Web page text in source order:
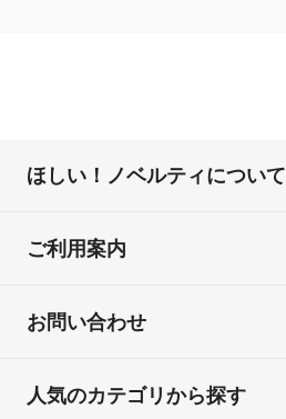
ほしい！ノベルティについて
ご利用案内
お問い合わせ
人気のカテゴリから探す